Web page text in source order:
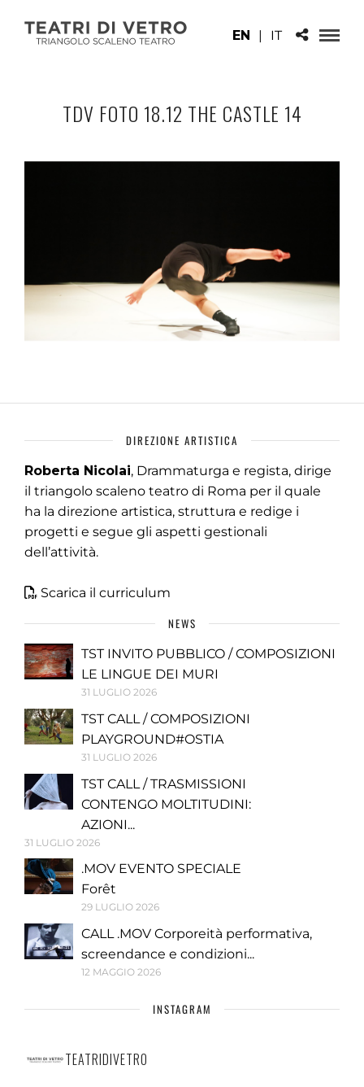
EN | IT
TDV FOTO 18.12 THE CASTLE 14
DIREZIONE ARTISTICA
Roberta Nicolai, Drammaturga e regista, dirige
il triangolo scaleno teatro di Roma per il quale
ha la direzione artistica, struttura e redige i
progetti e segue gli aspetti gestionali
dell’attività.
Scarica il curriculum
NEWS
TST INVITO PUBBLICO / COMPOSIZIONI
LE LINGUE DEI MURI
31 LUGLIO 2026
TST CALL / COMPOSIZIONI
PLAYGROUND#OSTIA
31 LUGLIO 2026
TST CALL / TRASMISSIONI
CONTENGO MOLTITUDINI:
AZIONI...
31 LUGLIO 2026
.MOV EVENTO SPECIALE
Forêt
29 LUGLIO 2026
CALL .MOV Corporeità performativa,
screendance e condizioni...
12 MAGGIO 2026
INSTAGRAM
TEATRIDIVETRO